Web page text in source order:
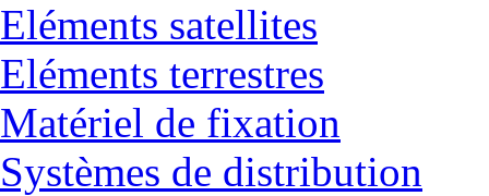
Eléments satellites
Eléments terrestres
Matériel de fixation
Systèmes de distribution